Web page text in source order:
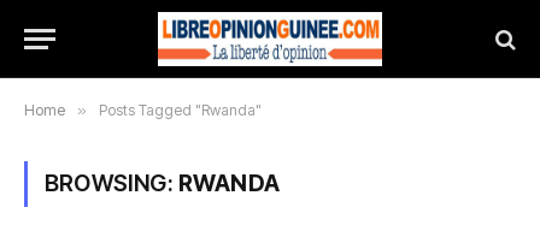
Home » Posts Tagged "Rwanda"
BROWSING: RWANDA